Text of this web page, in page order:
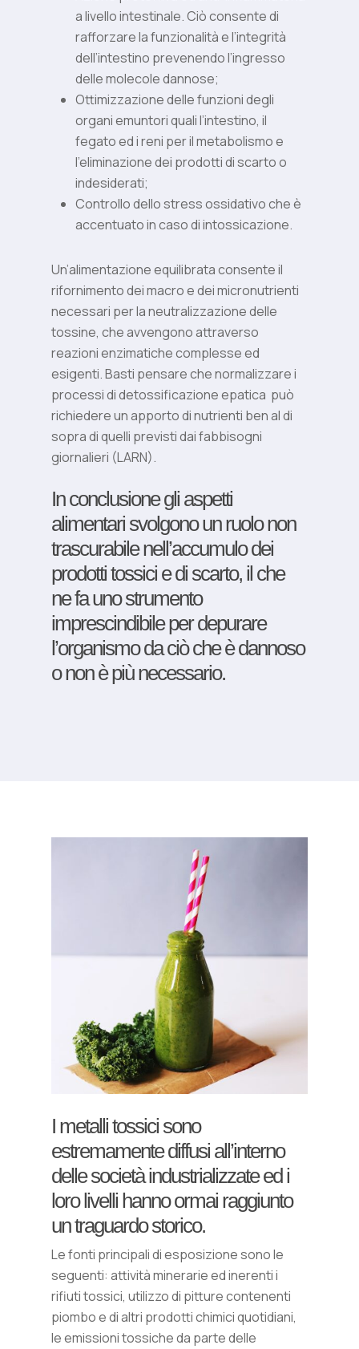
a livello intestinale. Ciò consente di
rafforzare la funzionalità e l’integrità
dell’intestino prevenendo l’ingresso
delle molecole dannose;
Ottimizzazione delle funzioni degli
organi emuntori quali l’intestino, il
fegato ed i reni per il metabolismo e
l’eliminazione dei prodotti di scarto o
indesiderati;
Controllo dello stress ossidativo che è
accentuato in caso di intossicazione.
Un’alimentazione equilibrata consente il
rifornimento dei macro e dei micronutrienti
necessari per la neutralizzazione delle
tossine, che avvengono attraverso
reazioni enzimatiche complesse ed
esigenti. Basti pensare che normalizzare i
processi di detossificazione epatica può
richiedere un apporto di nutrienti ben al di
sopra di quelli previsti dai fabbisogni
giornalieri (LARN).
In conclusione gli aspetti
alimentari svolgono un ruolo non
trascurabile nell’accumulo dei
prodotti tossici e di scarto, il che
ne fa uno strumento
imprescindibile per depurare
l’organismo da ciò che è dannoso
o non è più necessario.
I metalli tossici sono
estremamente diffusi all’interno
delle società industrializzate ed i
loro livelli hanno ormai raggiunto
un traguardo storico.
Le fonti principali di esposizione sono le
seguenti: attività minerarie ed inerenti i
rifiuti tossici, utilizzo di pitture contenenti
piombo e di altri prodotti chimici quotidiani,
le emissioni tossiche da parte delle